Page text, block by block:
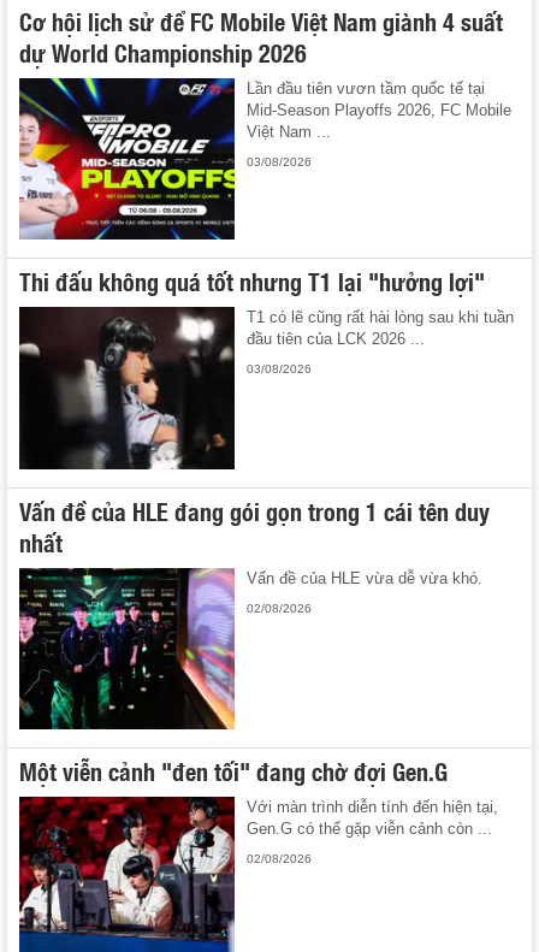
Cơ hội lịch sử để FC Mobile Việt Nam giành 4 suất
dự World Championship 2026
Lần đầu tiên vươn tầm quốc tế tại
Mid-Season Playoffs 2026, FC Mobile
Việt Nam ...
03/08/2026
Thi đấu không quá tốt nhưng T1 lại "hưởng lợi"
T1 có lẽ cũng rất hài lòng sau khi tuần
đầu tiên của LCK 2026 ...
03/08/2026
Vấn đề của HLE đang gói gọn trong 1 cái tên duy
nhất
Vấn đề của HLE vừa dễ vừa khó.
02/08/2026
Một viễn cảnh "đen tối" đang chờ đợi Gen.G
Với màn trình diễn tính đến hiện tại,
Gen.G có thể gặp viễn cảnh còn ...
02/08/2026